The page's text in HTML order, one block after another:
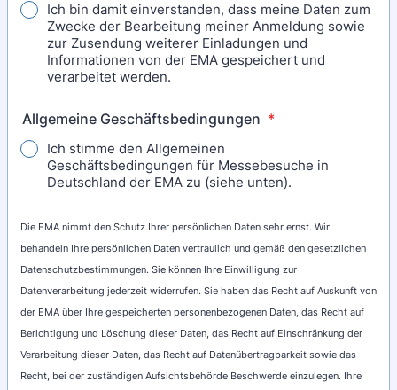
Ich bin damit einverstanden, dass meine Daten zum
Zwecke der Bearbeitung meiner Anmeldung sowie
zur Zusendung weiterer Einladungen und
Informationen von der EMA gespeichert und
verarbeitet werden.
Allgemeine Geschäftsbedingungen *
Ich stimme den Allgemeinen
Geschäftsbedingungen für Messebesuche in
Deutschland der EMA zu (siehe unten).
Die EMA nimmt den Schutz Ihrer persönlichen Daten sehr ernst. Wir
behandeln Ihre persönlichen Daten vertraulich und gemäß den gesetzlichen
Datenschutzbestimmungen. Sie können Ihre Einwilligung zur
Datenverarbeitung jederzeit widerrufen. Sie haben das Recht auf Auskunft von
der EMA über Ihre gespeicherten personenbezogenen Daten, das Recht auf
Berichtigung und Löschung dieser Daten, das Recht auf Einschränkung der
Verarbeitung dieser Daten, das Recht auf Datenübertragbarkeit sowie das
Recht, bei der zuständigen Aufsichtsbehörde Beschwerde einzulegen. Ihre